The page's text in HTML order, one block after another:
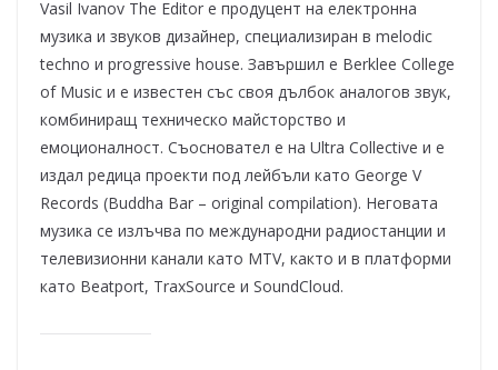
Vasil Ivanov The Editor е продуцент на електронна
музика и звуков дизайнер, специализиран в melodic
techno и progressive house. Завършил е Berklee College
of Music и е известен със своя дълбок аналогов звук,
комбиниращ техническо майсторство и
емоционалност. Съосновател е на Ultra Collective и е
издал редица проекти под лейбъли като George V
Records (Buddha Bar – original compilation). Неговата
музика се излъчва по международни радиостанции и
телевизионни канали като MTV, както и в платформи
като Beatport, TraxSource и SoundCloud.